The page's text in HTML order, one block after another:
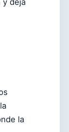
y deja
la